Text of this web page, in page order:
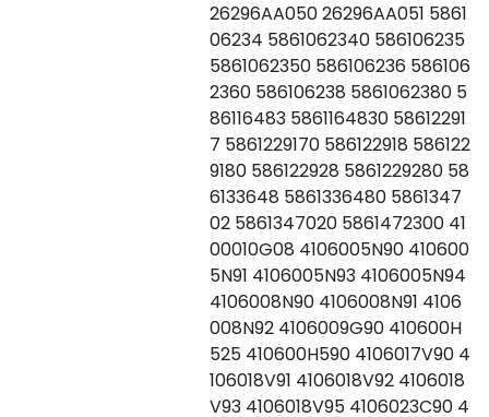
26296AA050 26296AA051 5861
06234 5861062340 586106235
5861062350 586106236 586106
2360 586106238 5861062380 5
86116483 5861164830 58612291
7 5861229170 586122918 586122
9180 586122928 5861229280 58
6133648 5861336480 5861347
02 5861347020 5861472300 41
00010G08 4106005N90 410600
5N91 4106005N93 4106005N94
4106008N90 4106008N91 4106
008N92 4106009G90 410600H
525 410600H590 4106017V90 4
106018V91 4106018V92 4106018
V93 4106018V95 4106023C90 4